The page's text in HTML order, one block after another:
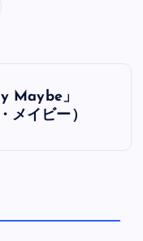
Maybe」
メイビー）